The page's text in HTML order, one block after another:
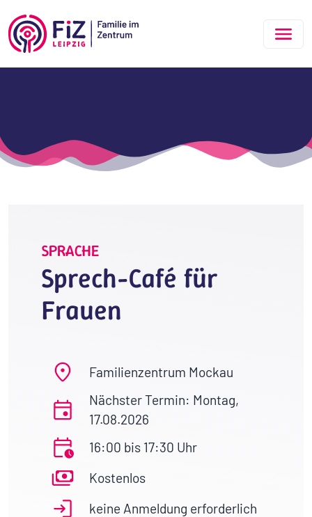
SPRACHE
Sprech-Café für
Frauen
Familienzentrum Mockau
Nächster Termin: Montag,
17.08.2026
16:00 bis 17:30 Uhr
Kostenlos
keine Anmeldung erforderlich